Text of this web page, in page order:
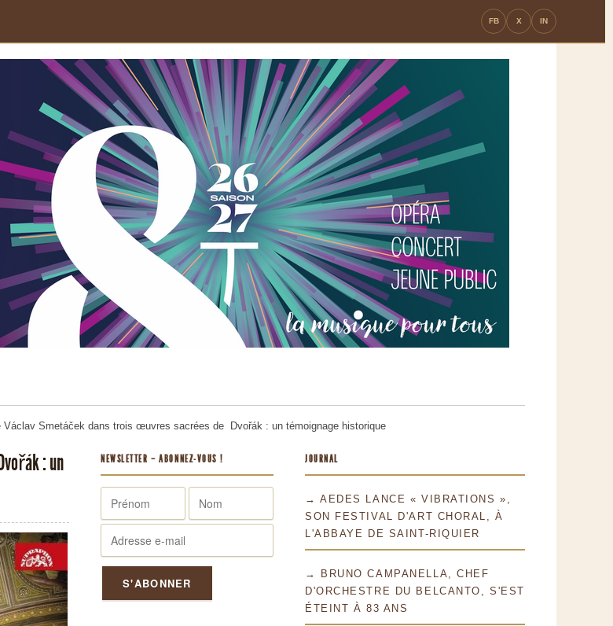
FB X IN
Václav Smetáček dans trois œuvres sacrées de Dvořák : un témoignage historique
: un
NEWSLETTER – ABONNEZ-VOUS ! JOURNAL
→ AEDES LANCE « VIBRATIONS »,
SON FESTIVAL D'ART CHORAL, À
L'ABBAYE DE SAINT-RIQUIER
→ BRUNO CAMPANELLA, CHEF
D'ORCHESTRE DU BELCANTO, S'EST
ÉTEINT À 83 ANS